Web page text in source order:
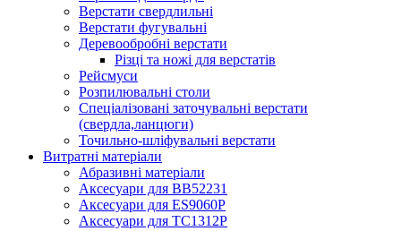
Верстати свердлильні
Верстати фугувальні
Деревообробні верстати
Різці та ножі для верстатів
Рейсмуси
Розпилювальні столи
Спеціалізовані заточувальні верстати
(свердла,ланцюги)
Точильно-шліфувальні верстати
Витратні матеріали
Абразивні матеріали
Аксесуари для BB52231
Аксесуари для ES9060P
Аксесуари для TC1312P